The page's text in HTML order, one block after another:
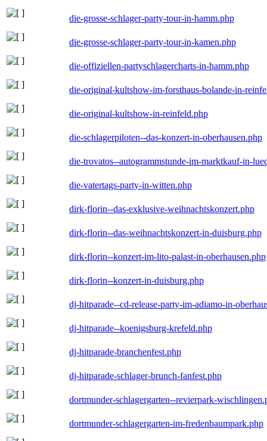
die-grosse-schlager-party-tour-in-hamm.php
die-grosse-schlager-party-tour-in-kamen.php
die-offiziellen-partyschlagercharts-in-hamm.php
die-original-kultshow-im-forsthaus-bolande-in-
die-original-kultshow-in-reinfeld.php
die-schlagerpiloten--das-konzert-in-oberhausen.php
die-trovatos--autogrammstunde-im-marktkauf-in-
die-vatertags-party-in-witten.php
dirk-florin--das-exklusive-weihnachtskonzert.php
dirk-florin--das-weihnachtskonzert-in-duisburg.php
dirk-florin--konzert-im-lito-palast-in-oberhausen.php
dirk-florin--konzert-in-duisburg.php
dj-hitparade--cd-release-party-im-adiamo-in-
dj-hitparade--koenigsburg-krefeld.php
dj-hitparade-branchenfest.php
dj-hitparade-schlager-brunch-fanfest.php
dortmunder-schlagergarten--revierpark-
dortmunder-schlagergarten-im-fredenbaumpark.php